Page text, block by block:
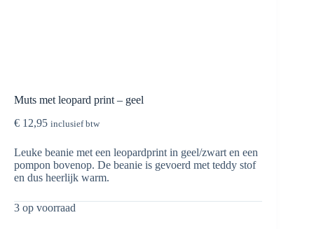
Muts met leopard print – geel
€ 12,95 inclusief btw
Leuke beanie met een leopardprint in geel/zwart en een
pompon bovenop. De beanie is gevoerd met teddy stof
en dus heerlijk warm.
3 op voorraad